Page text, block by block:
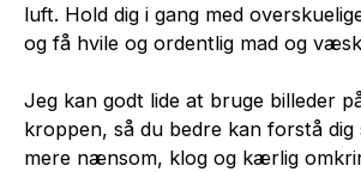
luft. Hold dig i gang med
og få hvile og ordentlig mad og
Jeg kan godt lide at bruge billeder
kroppen, så du bedre kan forstå
mere nænsom, klog og kærlig